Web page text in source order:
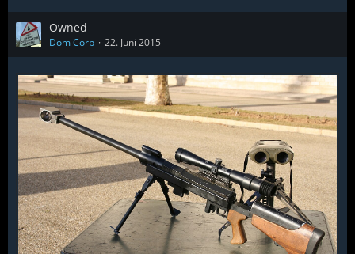
Owned
Dom Corp 22. Juni 2015